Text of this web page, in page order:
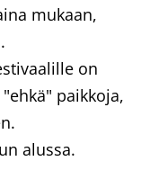
mukaan,
on
paikkoja,
alussa.